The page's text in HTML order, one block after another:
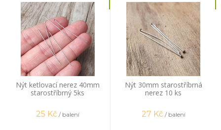
Nýt ketlovací nerez 40mm
starostříbrný 5ks
25 Kč / balení
Nýt 30mm starostříbrná
nerez 10 ks
27 Kč / balení